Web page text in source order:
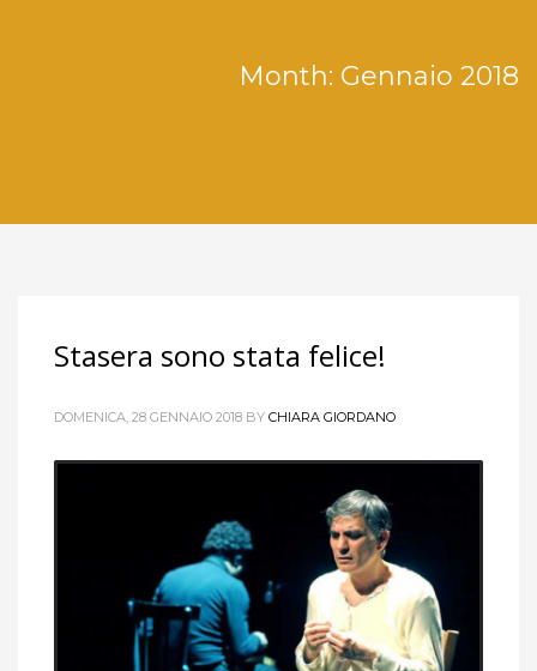
Month: Gennaio 2018
Stasera sono stata felice!
DOMENICA, 28 GENNAIO 2018 BY CHIARA GIORDANO